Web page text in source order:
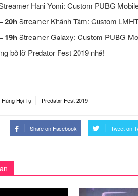
Hani Yomi: Custom PUBG
20h Streamer Khánh Tâm: Custom
19h Streamer Galaxy: Custom PUBG
bỏ lỡ Predator Fest 2019 nhé!
Hùng Hội Tụ Predator Fest 2019
Share on Facebook Tweet on